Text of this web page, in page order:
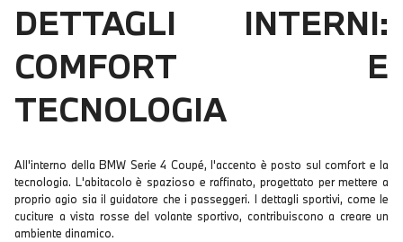
DETTAGLI INTERNI:
COMFORT E
TECNOLOGIA
All'interno della BMW Serie 4 Coupé, l'accento è posto sul comfort e la
tecnologia. L'abitacolo è spazioso e raffinato, progettato per mettere a
proprio agio sia il guidatore che i passeggeri. I dettagli sportivi, come le
cuciture a vista rosse del volante sportivo, contribuiscono a creare un
ambiente dinamico.